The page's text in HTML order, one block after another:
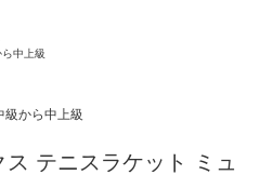
中上級
級から中上級
テニスラケット ミュ